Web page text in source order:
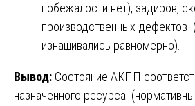
побежалости нет), задиров,
производственных дефектов
изнашивались равномерно).
Вывод: Состояние АКПП
назначенного ресурса